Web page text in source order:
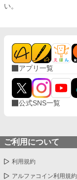
い。
アプリ一覧
公式SNS一覧
ご利用について
利用規約
アルファコイン利用規約